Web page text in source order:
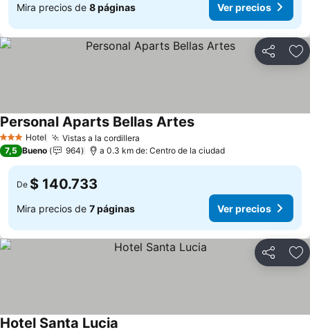
Mira precios de 8 páginas Ver precios
Compartir
3 Estrellas
Hotel Vistas a la cordillera
Personal Aparts Bellas ArtesVer precios
7,5 Bueno 964 a 0.3 km de: Centro de la ciudad
De $ 140.733
Mira precios de 7 páginas Ver precios
Compartir
Hotel Santa Lucia